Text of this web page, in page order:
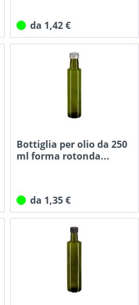
da 1,42 €
Bottiglia per olio da 250
ml forma rotonda...
da 1,35 €